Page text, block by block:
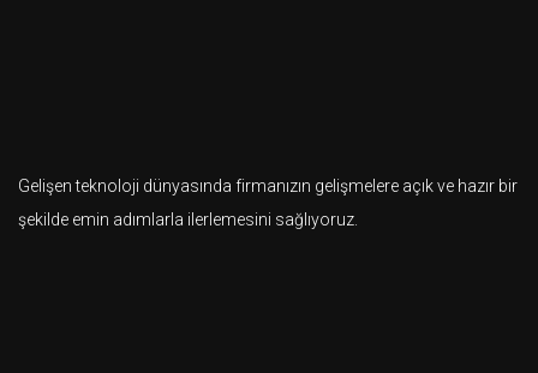
Gelişen teknoloji dünyasında firmanızın gelişmelere açık ve hazır bir
şekilde emin adımlarla ilerlemesini sağlıyoruz.